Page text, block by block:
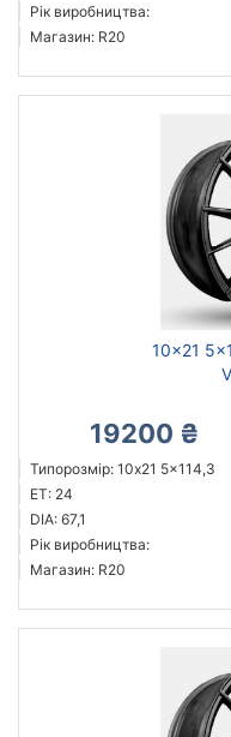
Рік виробництва:
Магазин: R20
10x21
19200 ₴
Типорозмір: 10x21 5x114,3
ET: 24
DIA: 67,1
Рік виробництва:
Магазин: R20